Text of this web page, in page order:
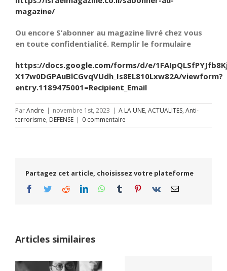
magazine/
Ou encore S’abonner au magazine livré chez vous
en toute confidentialité. Remplir le formulaire
https://docs.google.com/forms/d/e/
X17w0DGPAuBlCGvqVUdh_Is8EL810Lxw82A/viewform?
entry.1189475001=Recipient_Email
ParAndre | novembre 1st, 2023 | A LA UNE, ACTUALITES, Anti-
terrorisme, DEFENSE | 0 commentaire
Partagez cet article, choisissez votre plateforme
Facebook
TwitterRedditLinkedInWhatsApp
Tumblr Pinterest
Vk Email
Articles similaires